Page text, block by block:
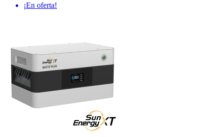
¡En oferta!